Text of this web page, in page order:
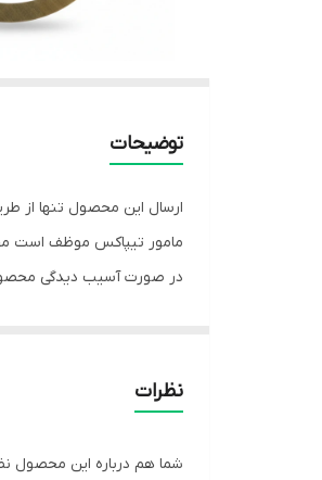
توضیحات
ارسال این محصول تنها از
مامور تیپاکس موظف است
در صورت آسیب دیدگی
نظرات
شما هم درباره این محصول